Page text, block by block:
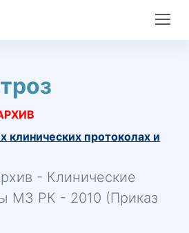
клинических протоколах и
- Клинические
МЗ РК - 2010 (Приказ